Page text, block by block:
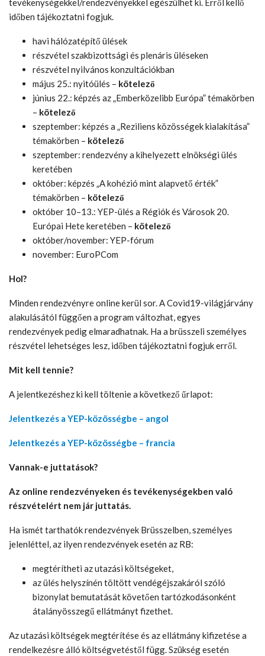
tevékenységekkel/rendezvényekkel egészülhet ki. Erről kellő
időben tájékoztatni fogjuk.
havi hálózatépítő ülések
részvétel szakbizottsági és plenáris üléseken
részvétel nyilvános konzultációkban
május 25.: nyitóülés – kötelező
június 22.: képzés az „Emberközelibb Európa” témakörben
– kötelező
szeptember: képzés a „Reziliens közösségek kialakítása”
témakörben – kötelező
szeptember: rendezvény a kihelyezett elnökségi ülés
keretében
október: képzés „A kohézió mint alapvető érték”
témakörben – kötelező
október 10–13.: YEP-ülés a Régiók és Városok 20.
Európai Hete keretében – kötelező
október/november: YEP-fórum
november: EuroPCom
Hol?
Minden rendezvényre online kerül sor. A Covid19-világjárvány
alakulásától függően a program változhat, egyes
rendezvények pedig elmaradhatnak. Ha a brüsszeli személyes
részvétel lehetséges lesz, időben tájékoztatni fogjuk erről.
Mit kell tennie?
A jelentkezéshez ki kell töltenie a következő űrlapot:
Jelentkezés a YEP-közösségbe – angol
Jelentkezés a YEP-közösségbe – francia
Vannak-e juttatások?
Az online rendezvényeken és tevékenységekben való
részvételért nem jár juttatás.
Ha ismét tarthatók rendezvények Brüsszelben, személyes
jelenléttel, az ilyen rendezvények esetén az RB:
megtérítheti az utazási költségeket,
az ülés helyszínén töltött vendégéjszakáról szóló
bizonylat bemutatását követően tartózkodásonként
átalányösszegű ellátmányt fizethet.
Az utazási költségek megtérítése és az ellátmány kifizetése a
rendelkezésre álló költségvetéstől függ. Szükség esetén